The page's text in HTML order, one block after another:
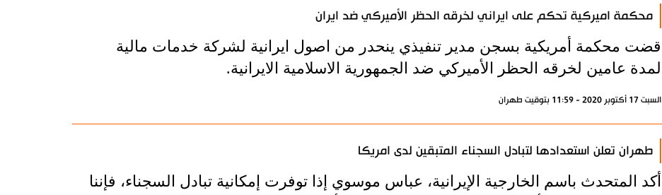
محكمة اميركية تحكم على ايراني لخرقه الحظر الأميركي ضد ايران
قضت محكمة أمريكية بسجن مدير تنفيذي ينحدر من اصول ايرانية لشركة خدمات مالية
لمدة عامين لخرقه الحظر الأميركي ضد الجمهورية الاسلامية الايرانية.
السبت 17 أكتوبر 2020 - 11:59 بتوقيت طهران
طهران تعلن استعدادها لتبادل السجناء المتبقين لدى امريكا
أكد المتحدث باسم الخارجية الإيرانية، عباس موسوي إذا توفرت إمكانية تبادل السجناء، فإننا